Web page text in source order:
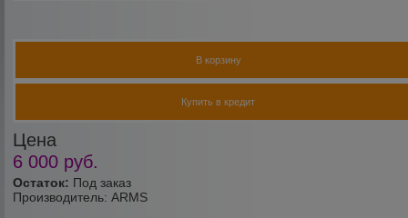
Остаток: Под заказ
Производитель: ARMS
Цена
6 000 руб.
В корзину
Купить в кредит